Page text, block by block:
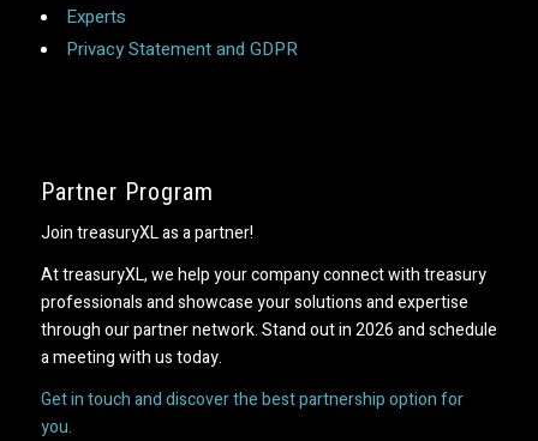
Experts
Privacy Statement and GDPR
Partner Program
Join treasuryXL as a partner!
At treasuryXL, we help your company connect with treasury
professionals and showcase your solutions and expertise
through our partner network. Stand out in 2026 and schedule
a meeting with us today.
Get in touch and discover the best partnership option for
you.